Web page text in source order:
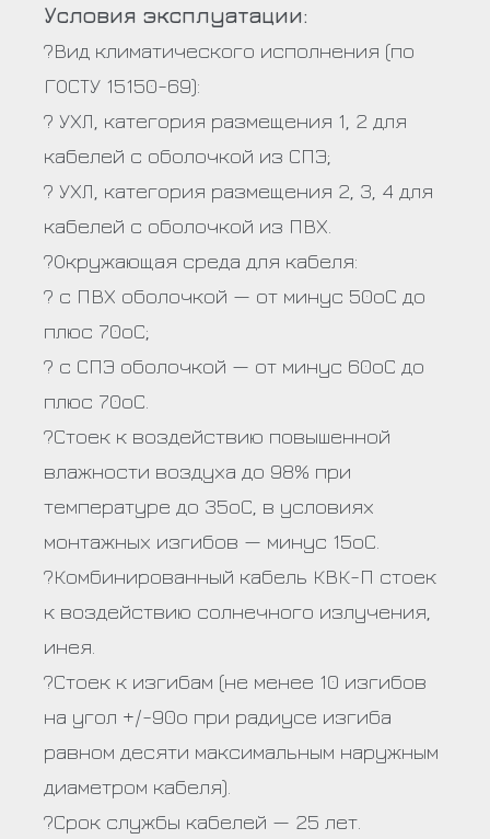
Условия эксплуатации:
?Вид климатического исполнения (по
ГОСТУ 15150-69):
? УХЛ, категория размещения 1, 2 для
кабелей с оболочкой из СПЭ;
? УХЛ, категория размещения 2, 3, 4 для
кабелей с оболочкой из ПВХ.
?Окружающая среда для кабеля:
? с ПВХ оболочкой — от минус 50оС до
плюс 70оС;
? с СПЭ оболочкой — от минус 60оС до
плюс 70оС.
?Стоек к воздействию повышенной
влажности воздуха до 98% при
температуре до 35оС, в условиях
монтажных изгибов — минус 15оС.
?Комбинированный кабель КВК-П стоек
к воздействию солнечного излучения,
инея.
?Стоек к изгибам (не менее 10 изгибов
на угол +/-90о при радиусе изгиба
равном десяти максимальным наружным
диаметром кабеля).
?Срок службы кабелей — 25 лет.